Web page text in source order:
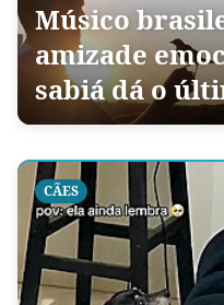
Músico
amizade
sabiá dá o
CÃES